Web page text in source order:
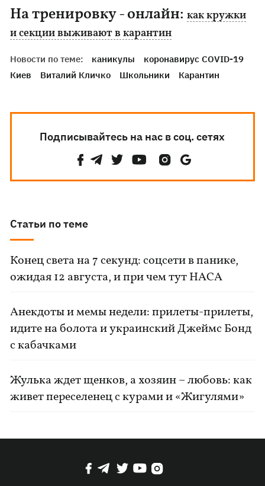
На тренировку - онлайн:как кружки
и секции выживают в карантин
Новости по теме: каникулы
коронавирус COVID-19
Киев
Виталий Кличко Школьники Карантин
Подписывайтесь на нас в соц. сетях
Статьи по теме
Конец света на 7 секунд: соцсети в панике,
ожидая 12 августа, и при чем тут НАСА
Анекдоты и мемы недели: прилеты-прилеты,
идите на болота и украинский Джеймс Бонд
с кабачками
Жулька ждет щенков, а хозяин – любовь: как
живет переселенец с курами и «Жигулями»